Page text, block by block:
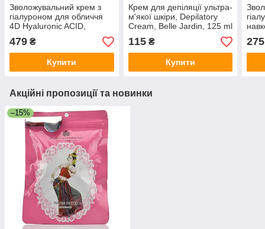
Зволожувальний крем з
гіалуроном для обличчя
4D Hyaluronic ACID,
Hydrating Face Cream,
Mr.Scrubber 50ml
479 ₴
Купити
Крем для депіляції ультра-
м'якої шкіри, Depilatory
Cream, Belle Jardin, 125 ml
115₴
Купити
275
Акційні пропозиції та новинки
–15%